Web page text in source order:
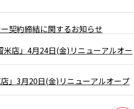
契約締結に関するお知らせ
米店」4月24日(金)リニューアルオー
店」3月20日(金)リニューアルオープ